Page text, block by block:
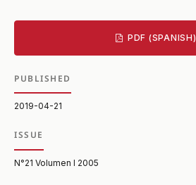
PDF (SPANISH)
PUBLISHED
2019-04-21
ISSUE
N°21 Volumen I 2005